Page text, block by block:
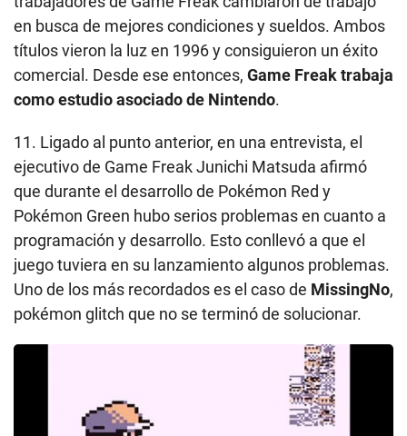
en busca de mejores condiciones y sueldos. Ambos
títulos vieron la luz en 1996 y consiguieron un éxito
comercial. Desde ese entonces, Game Freak trabaja
como estudio asociado de Nintendo.
11. Ligado al punto anterior, en una entrevista, el
ejecutivo de Game Freak Junichi Matsuda afirmó
que durante el desarrollo de Pokémon Red y
Pokémon Green hubo serios problemas en cuanto a
programación y desarrollo. Esto conllevó a que el
juego tuviera en su lanzamiento algunos problemas.
Uno de los más recordados es el caso de MissingNo,
pokémon glitch que no se terminó de solucionar.